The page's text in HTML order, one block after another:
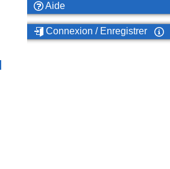
Aide
Connexion / Enregistrer